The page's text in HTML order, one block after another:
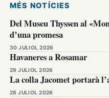
MÉS NOTÍCIES
Del Museu Thyssen al
d’una promesa
30 JULIOL 2026
Havaneres a Rosamar
29 JULIOL 2026
La colla Jacomet portarà
28 JULIOL 2026